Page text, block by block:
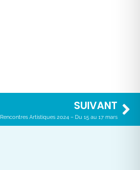
SUIVANT
Rencontres Artistiques 2024 – Du 15 au 17 mars